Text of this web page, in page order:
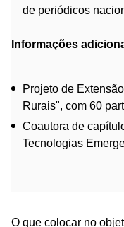
de periódicos
Informações
Projeto de
Rurais", com 60
Coautora de
Tecnologias
O que colocar no